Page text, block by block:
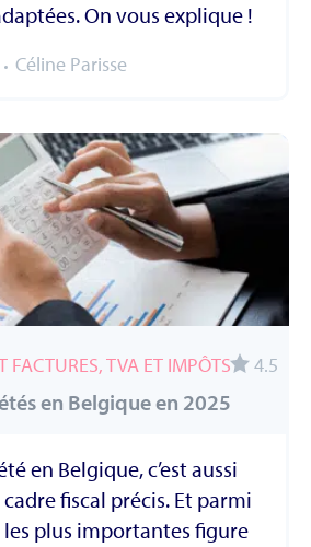
On vous explique !
Céline Parisse
FACTURES, TVA ET IMPÔTS 4.5
en Belgique en 2025
en Belgique, c’est aussi
fiscal précis. Et parmi
plus importantes figure